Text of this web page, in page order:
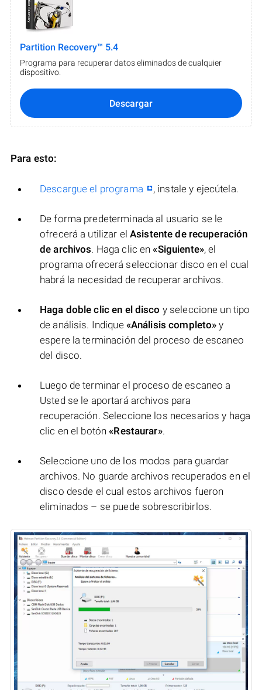
Partition Recovery™ 5.4
Programa para recuperar datos eliminados de cualquier
dispositivo.
Descargar
Para esto:
Descargue el programa , instale y ejecútela.
De forma predeterminada al usuario se le
ofrecerá a utilizar elAsistente de recuperación
de archivos. Haga clic en«Siguiente», el
programa ofrecerá seleccionar disco en el cual
habrá la necesidad de recuperar archivos.
Haga doble clic en el disco y seleccione un tipo
de análisis. Indique «Análisis completo» y
espere la terminación del proceso de escaneo
del disco.
Luego de terminar el proceso de escaneo a
Usted se le aportará archivos para
recuperación. Seleccione los necesarios y haga
clic en el botón«Restaurar».
Seleccione uno de los modos para guardar
archivos. No guarde archivos recuperados en el
disco desde el cual estos archivos fueron
eliminados – se puede sobrescribirlos.